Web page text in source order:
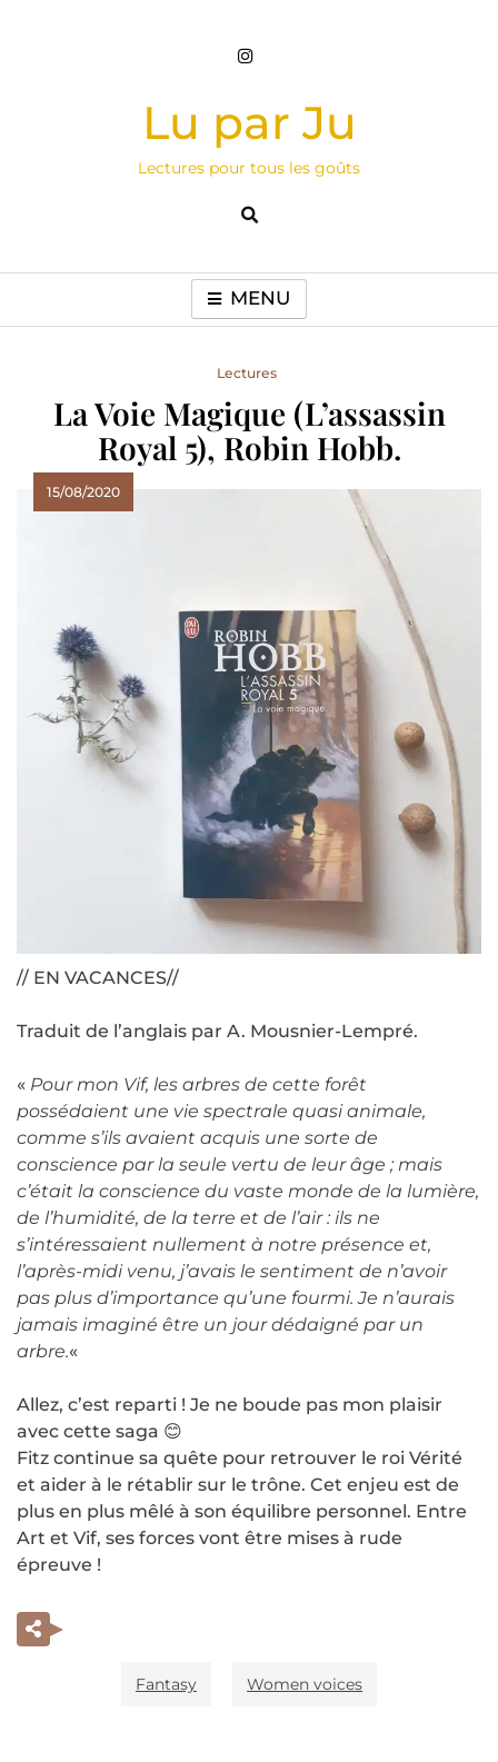
Lu par Ju
Lectures pour tous les goûts
MENU
Lectures
La Voie Magique (L’assassin
Royal 5), Robin Hobb.
15/08/2020
// EN VACANCES//
Traduit de l’anglais par A. Mousnier-Lempré.
« Pour mon Vif, les arbres de cette forêt
possédaient une vie spectrale quasi animale,
comme s’ils avaient acquis une sorte de
conscience par la seule vertu de leur âge ; mais
c’était la conscience du vaste monde de la lumière,
de l’humidité, de la terre et de l’air : ils ne
s’intéressaient nullement à notre présence et,
l’après-midi venu, j’avais le sentiment de n’avoir
pas plus d’importance qu’une fourmi. Je n’aurais
jamais imaginé être un jour dédaigné par un
arbre.«
Allez, c’est reparti ! Je ne boude pas mon plaisir
avec cette saga 😊
Fitz continue sa quête pour retrouver le roi Vérité
et aider à le rétablir sur le trône. Cet enjeu est de
plus en plus mêlé à son équilibre personnel. Entre
Art et Vif, ses forces vont être mises à rude
épreuve !
Fantasy Women voices